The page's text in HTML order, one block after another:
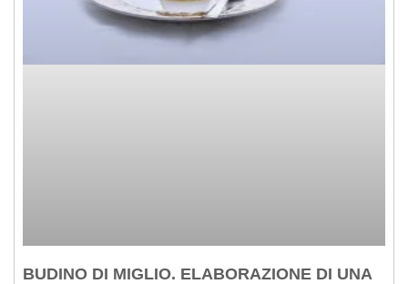
BUDINO DI MIGLIO. ELABORAZIONE DI UNA